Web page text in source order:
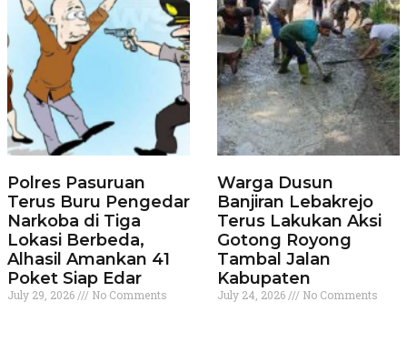
Polres Pasuruan
Terus Buru Pengedar
Narkoba di Tiga
Lokasi Berbeda,
Alhasil Amankan 41
Poket Siap Edar
July 29, 2026 No Comments
Warga Dusun
Banjiran Lebakrejo
Terus Lakukan Aksi
Gotong Royong
Tambal Jalan
Kabupaten
July 24, 2026 No Comments